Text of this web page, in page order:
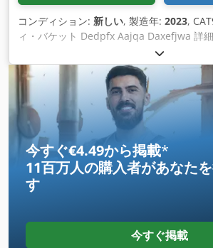
コンディション: 新しい, 製造年: 2023,
ィ・バケット Dedpfx Aajqa Daxefjwa 詳
今すぐ€4.49から掲載*
11百万人の購入者があなた
す
今すぐ掲載